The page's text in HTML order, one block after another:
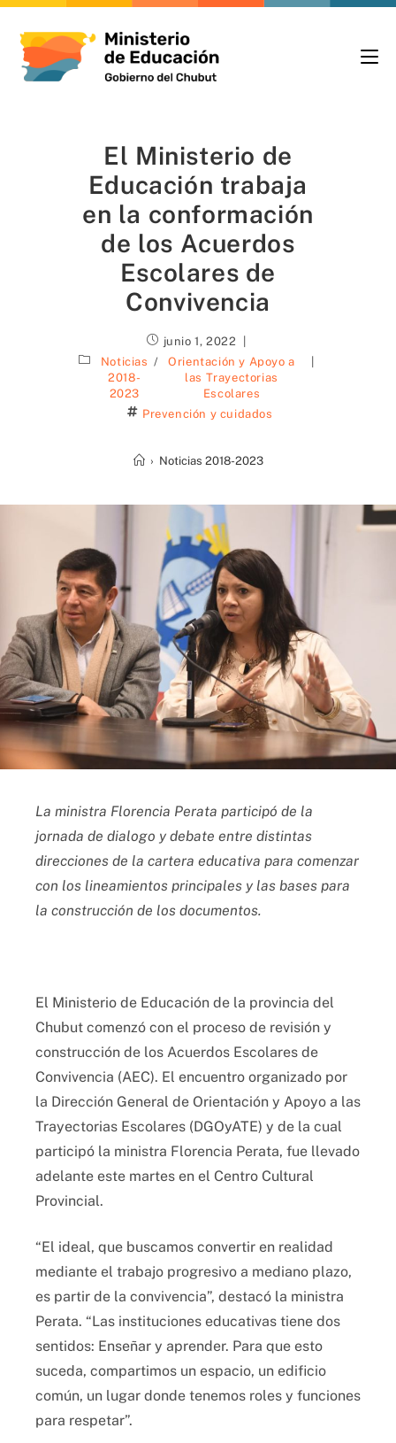
El Ministerio de
Educación trabaja
en la conformación
de los Acuerdos
Escolares de
Convivencia
junio 1, 2022
Noticias
2018-
2023
/
Orientación y Apoyo a
las Trayectorias
Escolares
Prevención y cuidados
› Noticias 2018-2023
La ministra Florencia Perata participó de la
jornada de dialogo y debate entre distintas
direcciones de la cartera educativa para comenzar
con los lineamientos principales y las bases para
la construcción de los documentos.
El Ministerio de Educación de la provincia del
Chubut comenzó con el proceso de revisión y
construcción de los Acuerdos Escolares de
Convivencia (AEC). El encuentro organizado por
la Dirección General de Orientación y Apoyo a las
Trayectorias Escolares (DGOyATE) y de la cual
participó la ministra Florencia Perata, fue llevado
adelante este martes en el Centro Cultural
Provincial.
“El ideal, que buscamos convertir en realidad
mediante el trabajo progresivo a mediano plazo,
es partir de la convivencia”, destacó la ministra
Perata. “Las instituciones educativas tiene dos
sentidos: Enseñar y aprender. Para que esto
suceda, compartimos un espacio, un edificio
común, un lugar donde tenemos roles y funciones
para respetar”.